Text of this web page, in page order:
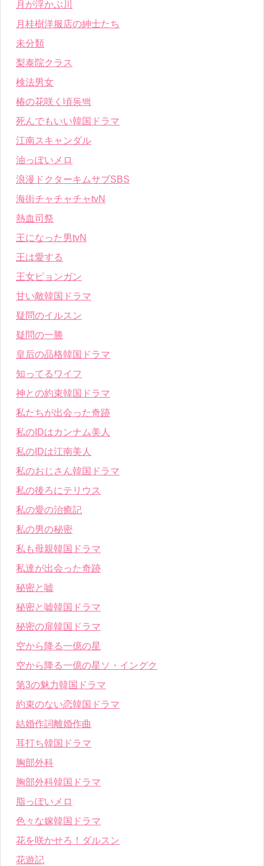
月が浮かぶ川
月桂樹洋服店の紳士たち
未分類
梨泰院クラス
検法男女
椿の花咲く頃동백
死んでもいい韓国ドラマ
江南スキャンダル
油っぽいメロ
浪漫ドクターキムサブSBS
海街チャチャチャtvN
熱血司祭
王になった男tvN
王は愛する
王女ピョンガン
甘い敵韓国ドラマ
疑問のイルスン
疑問の一勝
皇后の品格韓国ドラマ
知ってるワイフ
神との約束韓国ドラマ
私たちが出会った奇跡
私のIDはカンナム美人
私のIDは江南美人
私のおじさん韓国ドラマ
私の後ろにテリウス
私の愛の治癒記
私の男の秘密
私も母親韓国ドラマ
私達が出会った奇跡
秘密と嘘
秘密と嘘韓国ドラマ
秘密の扉韓国ドラマ
空から降る一億の星
空から降る一億の星ソ・イングク
第3の魅力韓国ドラマ
約束のない恋韓国ドラマ
結婚作詞離婚作曲
耳打ち韓国ドラマ
胸部外科
胸部外科韓国ドラマ
脂っぽいメロ
色々な嫁韓国ドラマ
花を咲かせろ！ダルスン
花遊記